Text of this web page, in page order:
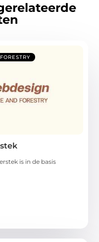
is in de basis